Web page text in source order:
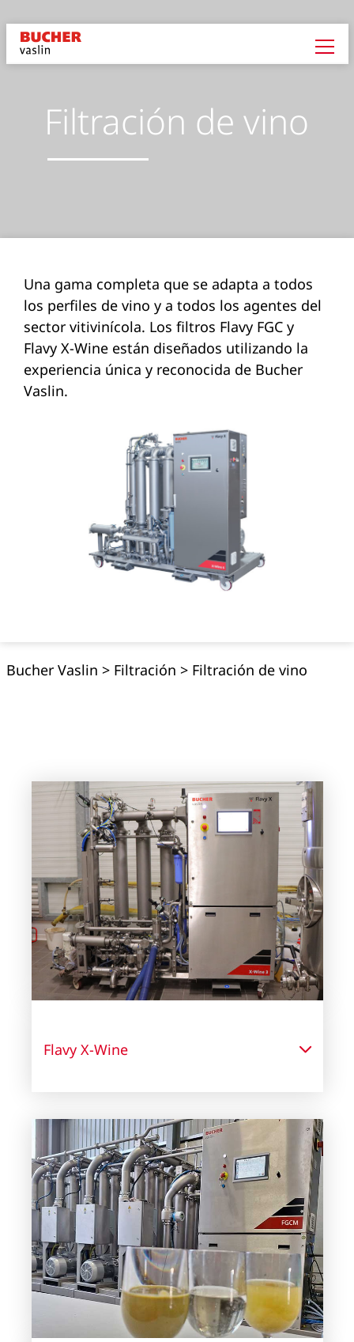
Filtración de vino
Una gama completa que se adapta a todos
los perfiles de vino y a todos los agentes del
sector vitivinícola. Los filtros Flavy FGC y
Flavy X-Wine están diseñados utilizando la
experiencia única y reconocida de Bucher
Vaslin.
Bucher Vaslin > Filtración > Filtración de vino
Flavy X-Wine